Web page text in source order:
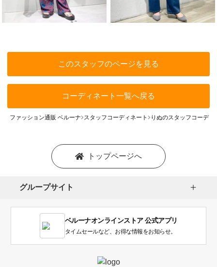
このスタッフのページを見る
コーディネート一覧へ戻る
ファッション通販 ベルーナ スタッフコーディネート りぬのスタッフコーディ
トップページへ
グループサイト
ベルーナオンラインストア 公式アプリ
タイムセールなど、お得な情報をお知らせ。